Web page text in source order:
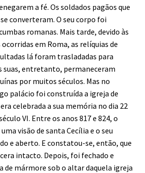
a fé. Os soldados pagãos que
converteram. O seu corpo foi
romanas. Mais tarde, devido às
ocorridas em Roma, as relíquias de
lá foram trasladadas para
suas, entretanto, permaneceram
por muitos séculos. Mas no
palácio foi construída a igreja de
celebrada a sua memória no dia 22
VI. Entre os anos 817 e 824, o
visão de santa Cecília e o seu
e aberto. E constatou-se, então, que
intacto. Depois, foi fechado e
de mármore sob o altar daquela igreja